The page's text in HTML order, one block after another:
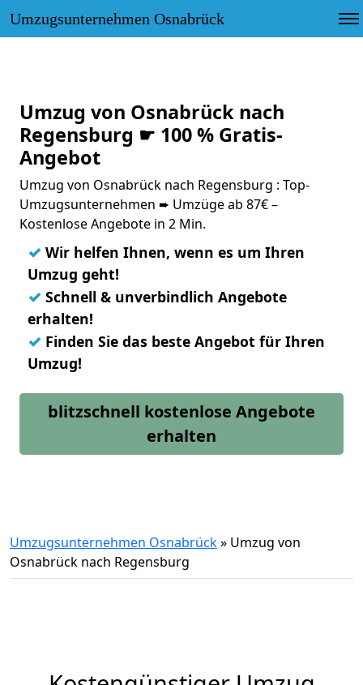
Umzugsunternehmen Osnabrück
Umzug von Osnabrück nach
Regensburg ☛ 100 % Gratis-
Angebot
Umzug von Osnabrück nach Regensburg : Top-
Umzugsunternehmen ➨ Umzüge ab 87€ –
Kostenlose Angebote in 2 Min.
✓ Wir helfen Ihnen, wenn es um Ihren
Umzug geht!
✓ Schnell & unverbindlich Angebote
erhalten!
✓ Finden Sie das beste Angebot für Ihren
Umzug!
blitzschnell kostenlose Angebote
erhalten
Umzugsunternehmen Osnabrück» Umzug von
Osnabrück nach Regensburg